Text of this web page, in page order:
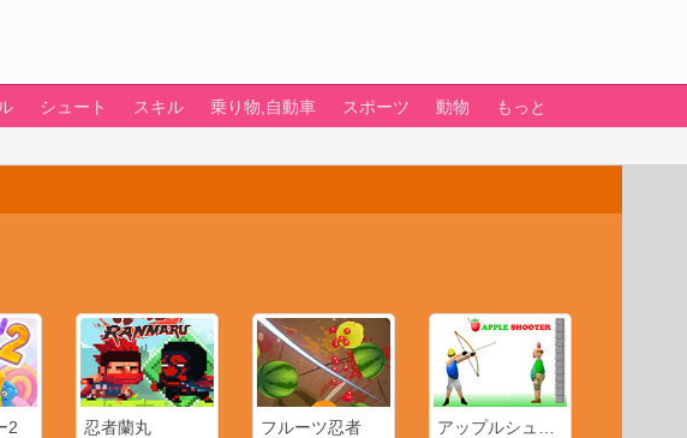
シュート スキル 乗り物,自動車 スポーツ 動物 もっと
2 忍者蘭丸 フルーツ忍者